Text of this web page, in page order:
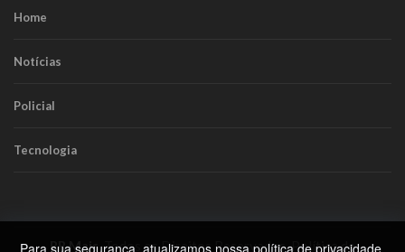
Home
Notícias
Policial
Tecnologia
RR Mais. Todos os Direitos Reservados.Política de
Para sua segurança, atualizamos nossa política de privacidade